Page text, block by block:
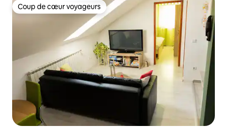
Coup de cœur voyageurs
Coup de cœur voyageurs